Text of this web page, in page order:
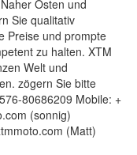
Osten und
Sie qualitativ
Preise und prompte
zu halten. XTM
Welt und
zögern Sie bitte
80686209 Mobile: +
(sonnig)
(Matt)